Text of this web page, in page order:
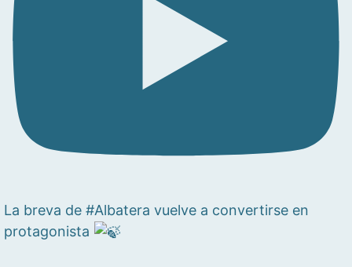
La breva de #Albatera vuelve a convertirse en
protagonista